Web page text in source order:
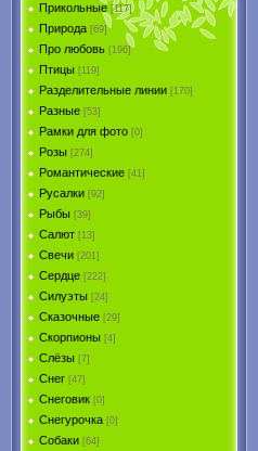
Прикольные [117]
Природа [69]
Про любовь [196]
Птицы [119]
Разделительные линии [170]
Разные [53]
Рамки для фото [0]
Розы [274]
Романтические [41]
Русалки [92]
Рыбы [39]
Салют [13]
Свечи [201]
Сердце [222]
Силуэты [24]
Сказочные [29]
Скорпионы [4]
Слёзы [7]
Снег [47]
Снеговик [0]
Снегурочка [0]
Собаки [64]